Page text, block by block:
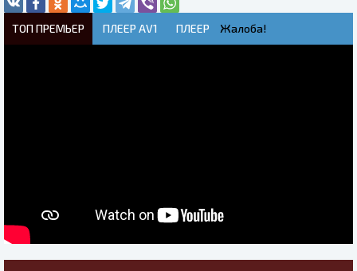
ТОП ПРЕМЬЕР ПЛЕЕР AV1 ПЛЕЕР Жалоба!